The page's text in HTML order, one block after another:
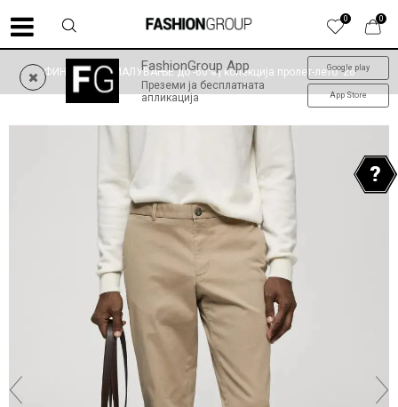
0
0
FashionGroup App
Преземи ја бесплатната
апликација
Google play
App Store
ФИНАЛНО НАМАЛУВАЊЕ до -60% | колекција пролет-лето '26